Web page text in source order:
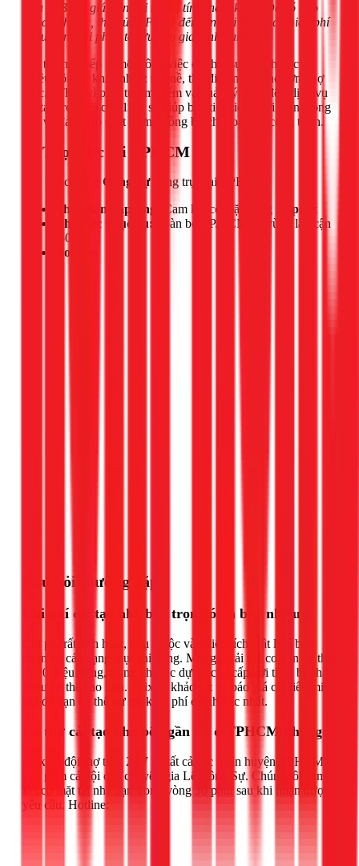
Lưu ý: Bảng giá trên chỉ mang tính tham khảo. Để có báo
giá chính xác, thợ của 1Fix sẽ đến tận nơi khảo sát miễn phí
và tư vấn giải pháp tối ưu cho gia đình bạn.
Cải tạo nhà bếp là một công việc đòi hỏi sự phối hợp của
nhiều đội thợ khác nhau: thợ nề, thợ điện nước, thợ sơn, thợ
mộc... Thay vì phải tự tìm kiếm và quản lý từng đội, dịch vụ
cải tạo trọn gói của 1Fix sẽ giúp bạn tiết kiệm thời gian, công
sức và đảm bảo chất lượng đồng bộ cho toàn bộ công trình.
📍 Thợ trực tại TPHCM
Đội thợ của Lê Công Sự đang trực tại TPHCM.
Thời gian đáp ứng:
Cam kết có mặt trong
30 phút
Khu vực phục vụ:
Toàn bộ TP.HCM và vùng lân cận
(50km)
Hotline:
Câu hỏi thường gặp
Chi phí cải tạo nhà bếp trọn gói là bao nhiêu?
Chi phí rất linh hoạt, phụ thuộc vào diện tích, vật liệu bạn
chọn và các hạng mục thi công. Một gói cải tạo cơ bản có thể
từ 20 triệu đồng, trong khi các dự án cao cấp với thiết bị nhập
khẩu có thể cao hơn. 1Fix sẽ khảo sát và báo giá chi tiết, miễn
phí để bạn có thể dự trù kinh phí chính xác nhất.
Có thợ cải tạo nhà bếp gần tôi ở TPHCM không?
1Fix có đội thợ trực 24/7 tại tất cả các quận huyện TPHCM,
bao gồm cả đội của chuyên gia Lê Công Sự. Chúng tôi cam
kết có mặt tại nhà bạn trong vòng 30 phút sau khi nhận được
yêu cầu. Hotline: